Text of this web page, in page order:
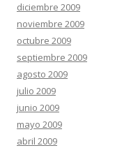
diciembre 2009
noviembre 2009
octubre 2009
septiembre 2009
agosto 2009
julio 2009
junio 2009
mayo 2009
abril 2009